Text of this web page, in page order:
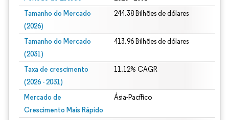
Tamanho do Mercado
(2026)
244.38 Bilhões de dólares
Tamanho do Mercado
(2031)
413.96 Bilhões de dólares
Taxa de crescimento
(2026 - 2031)
11.12% CAGR
Mercado de
Crescimento Mais Rápido
Ásia-Pacífico